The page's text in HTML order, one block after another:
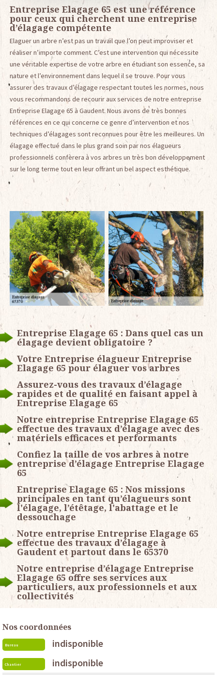
Entreprise Elagage 65 est une référence
pour ceux qui cherchent une entreprise
d’élagage compétente
Elaguer un arbre n’est pas un travail que l’on peut improviser et
réaliser n’importe comment. C’est une intervention qui nécessite
une véritable expertise de votre arbre en étudiant son essence, sa
nature et l’environnement dans lequel il se trouve. Pour vous
assurer des travaux d’élagage respectant toutes les normes, nous
vous recommandons de recourir aux services de notre entreprise
Entreprise Elagage 65 à Gaudent. Nous avons de très bonnes
références en ce qui concerne ce genre d’intervention et nos
techniques d’élagages sont reconnues pour être les meilleures. Un
élagage effectué dans le plus grand soin par nos élagueurs
professionnels confèrera à vos arbres un très bon développement
sur le long terme tout en leur offrant un bel aspect esthétique.
Entreprise Elagage 65 : Dans quel cas un
élagage devient obligatoire ?
Votre Entreprise élagueur Entreprise
Elagage 65 pour élaguer vos arbres
Assurez-vous des travaux d’élagage
rapides et de qualité en faisant appel à
Entreprise Elagage 65
Notre entreprise Entreprise Elagage 65
effectue des travaux d’élagage avec des
matériels efficaces et performants
Confiez la taille de vos arbres à notre
entreprise d’élagage Entreprise Elagage
65
Entreprise Elagage 65 : Nos missions
principales en tant qu’élagueurs sont
l'élagage, l’étêtage, l'abattage et le
dessouchage
Notre entreprise Entreprise Elagage 65
effectue des travaux d’élagage à
Gaudent et partout dans le 65370
Notre entreprise d’élagage Entreprise
Elagage 65 offre ses services aux
particuliers, aux professionnels et aux
collectivités
Nos coordonnées
Bureau indisponible
Chantier indisponible